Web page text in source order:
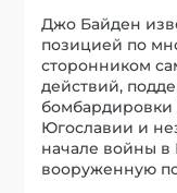
Джо Байден
позицией по
сторонником
действий,
бомбардировки
Югославии и
начале войны в
вооруженную